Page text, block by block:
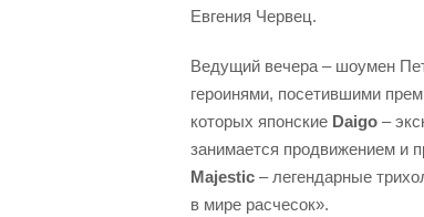
Евгения Червец.
Ведущий вечера – шоумен
героинями, посетившими
которых японские Daigo –
занимается продвижением и
Majestic – легендарные
в мире расчесок».